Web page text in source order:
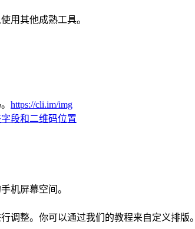
用其他成熟工具。
https://cli.im/img
段和二维码位置
机屏幕空间。
调整。你可以通过我们的教程来自定义排版。